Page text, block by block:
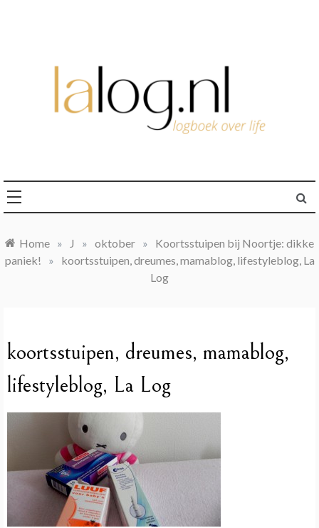
Home » J » oktober »
Koortsstuipen bij Noortje: dikke
paniek!
»
koortsstuipen, dreumes, mamablog, lifestyleblog, La
Log
koortsstuipen, dreumes, mamablog,
lifestyleblog, La Log